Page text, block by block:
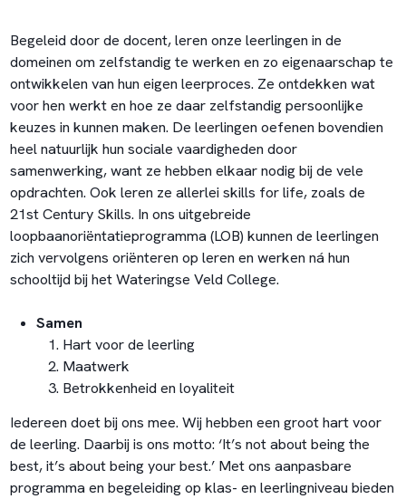
Begeleid door de docent, leren onze leerlingen in de
domeinen om zelfstandig te werken en zo eigenaarschap te
ontwikkelen van hun eigen leerproces. Ze ontdekken wat
voor hen werkt en hoe ze daar zelfstandig persoonlijke
keuzes in kunnen maken. De leerlingen oefenen bovendien
heel natuurlijk hun sociale vaardigheden door
samenwerking, want ze hebben elkaar nodig bij de vele
opdrachten. Ook leren ze allerlei skills for life, zoals de
21st Century Skills. In ons uitgebreide
loopbaanoriëntatieprogramma (LOB) kunnen de leerlingen
zich vervolgens oriënteren op leren en werken ná hun
schooltijd bij het Wateringse Veld College.
Samen
Hart voor de leerling
Maatwerk
Betrokkenheid en loyaliteit
Iedereen doet bij ons mee. Wij hebben een groot hart voor
de leerling. Daarbij is ons motto: ‘It’s not about being the
best, it’s about being your best.’ Met ons aanpasbare
programma en begeleiding op klas- en leerlingniveau bieden